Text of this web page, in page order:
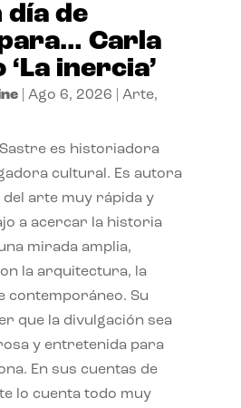
día de
Carla
inercia’
| Ago 6, 2026 Arte,
es historiadora
cultural. Es autora
del arte muy rápida y
a acercar la historia
mirada amplia,
la arquitectura, la
contemporáneo. Su
que la divulgación sea
y entretenida para
En sus cuentas de
lo cuenta todo muy